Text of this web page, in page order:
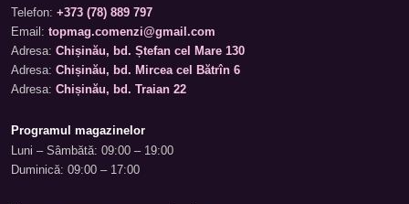
Telefon: +373 (78) 889 797
Email: topmag.comenzi@gmail.com
Adresa: Chișinău, bd. Ștefan cel Mare 130
Adresa: Chișinău, bd. Mircea cel Bătrîn 6
Adresa: Chișinău, bd. Traian 22
Programul magazinelor
Luni – Sâmbătă: 09:00 – 19:00
Duminică: 09:00 – 17:00